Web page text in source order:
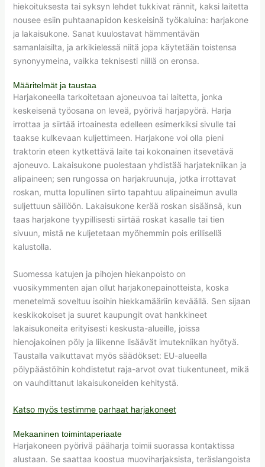
hiekoituksesta tai syksyn lehdet tukkivat rännit, kaksi laitetta
nousee esiin puhtaanapidon keskeisinä työkaluina: harjakone
ja lakaisukone. Sanat kuulostavat hämmentävän
samanlaisilta, ja arkikielessä niitä jopa käytetään toistensa
synonyymeina, vaikka teknisesti niillä on eronsa.
Määritelmät ja taustaa
Harjakoneella tarkoitetaan ajoneuvoa tai laitetta, jonka
keskeisenä työosana on leveä, pyörivä harjapyörä. Harja
irrottaa ja siirtää irtoainesta edelleen esimerkiksi sivulle tai
taakse kulkevaan kuljettimeen. Harjakone voi olla pieni
traktorin eteen kytkettävä laite tai kokonainen itsevetävä
ajoneuvo. Lakaisukone puolestaan yhdistää harjatekniikan ja
alipaineen; sen rungossa on harjakruunuja, jotka irrottavat
roskan, mutta lopullinen siirto tapahtuu alipaineimun avulla
suljettuun säiliöön. Lakaisukone kerää roskan sisäänsä, kun
taas harjakone tyypillisesti siirtää roskat kasalle tai tien
sivuun, mistä ne kuljetetaan myöhemmin pois erillisellä
kalustolla.
Suomessa katujen ja pihojen hiekanpoisto on
vuosikymmenten ajan ollut harjakonepainotteista, koska
menetelmä soveltuu isoihin hiekkamääriin keväällä. Sen sijaan
keskikokoiset ja suuret kaupungit ovat hankkineet
lakaisukoneita erityisesti keskusta-alueille, joissa
hienojakoinen pöly ja liikenne lisäävät imutekniikan hyötyä.
Taustalla vaikuttavat myös säädökset: EU-alueella
pölypäästöihin kohdistetut raja-arvot ovat tiukentuneet, mikä
on vauhdittanut lakaisukoneiden kehitystä.
Katso myös testimme parhaat harjakoneet
Mekaaninen toimintaperiaate
Harjakoneen pyörivä pääharja toimii suorassa kontaktissa
alustaan. Se saattaa koostua muoviharjaksista, teräslangoista